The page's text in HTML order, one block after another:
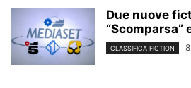
Due nuove
“Scomparsa”
CLASSIFICA FICTION